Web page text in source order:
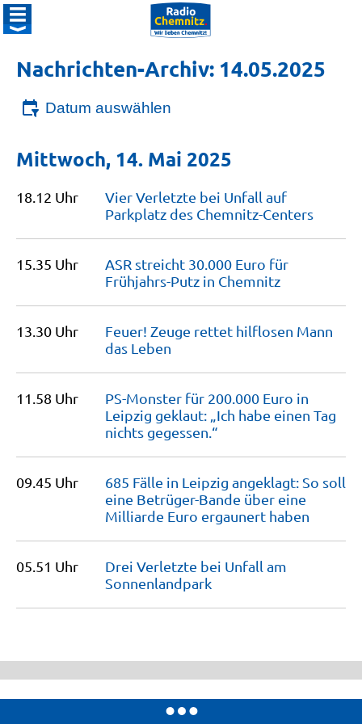
Nachrichten-Archiv: 14.05.2025
Datum auswählen
Mittwoch, 14. Mai 2025
18.12 Uhr
Vier Verletzte bei Unfall auf
Parkplatz des Chemnitz-Centers
15.35 Uhr
ASR streicht 30.000 Euro für
Frühjahrs-Putz in Chemnitz
13.30 Uhr
Feuer! Zeuge rettet hilflosen Mann
das Leben
11.58 Uhr
PS-Monster für 200.000 Euro in
Leipzig geklaut: „Ich habe einen Tag
nichts gegessen.“
09.45 Uhr
685 Fälle in Leipzig angeklagt: So soll
eine Betrüger-Bande über eine
Milliarde Euro ergaunert haben
05.51 Uhr
Drei Verletzte bei Unfall am
Sonnenlandpark